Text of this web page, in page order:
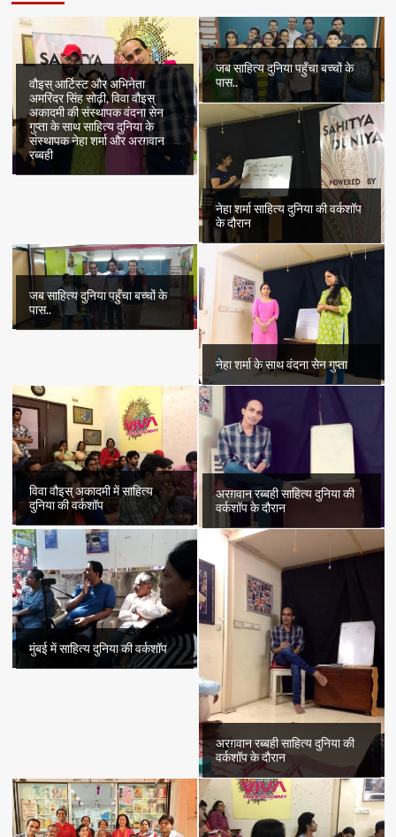
वौइस् आर्टिस्ट और अभिनेता
अमरिंदर सिंह सोढ़ी, विवा वौइस्
अकादमी की संस्थापक वंदना सेन
गुप्ता के साथ साहित्य दुनिया के
संस्थापक नेहा शर्मा और अरग़वान
रब्बही
जब साहित्य दुनिया पहुँचा बच्चों के
पास..
नेहा शर्मा साहित्य दुनिया की वर्कशॉप
के दौरान
जब साहित्य दुनिया पहुँचा बच्चों के
पास..
नेहा शर्मा के साथ वंदना सेन गुप्ता
विवा वौइस् अकादमी में साहित्य
दुनिया की वर्कशॉप
अरग़वान रब्बही साहित्य दुनिया की
वर्कशॉप के दौरान
मुंबई में साहित्य दुनिया की वर्कशॉप
अरग़वान रब्बही साहित्य दुनिया की
वर्कशॉप के दौरान